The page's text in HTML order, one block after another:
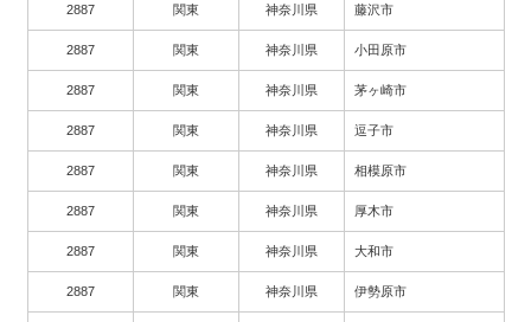
2887 関東 神奈川県 藤沢市
2887 関東 神奈川県 小田原市
2887 関東 神奈川県 茅ヶ崎市
2887 関東 神奈川県 逗子市
2887 関東 神奈川県 相模原市
2887 関東 神奈川県 厚木市
2887 関東 神奈川県 大和市
2887 関東 神奈川県 伊勢原市